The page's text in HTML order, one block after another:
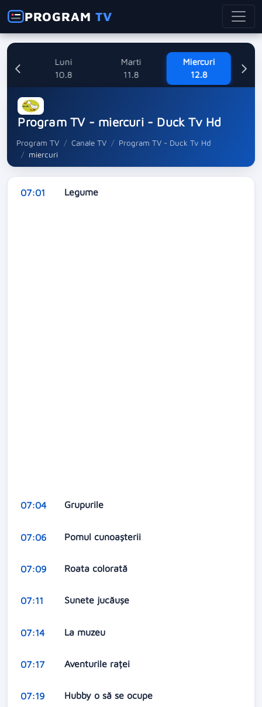
PROGRAMTV
Luni
10.8
Marti
11.8
Miercuri
12.8
Program TV - miercuri - Duck Tv Hd
Program TV Canale TV
Program TV - Duck Tv Hd
miercuri
07:01 Legume
07:04 Grupurile
07:06 Pomul cunoaşterii
07:09 Roata colorată
07:11 Sunete jucăuşe
07:14 La muzeu
07:17 Aventurile raței
07:19 Hubby o să se ocupe